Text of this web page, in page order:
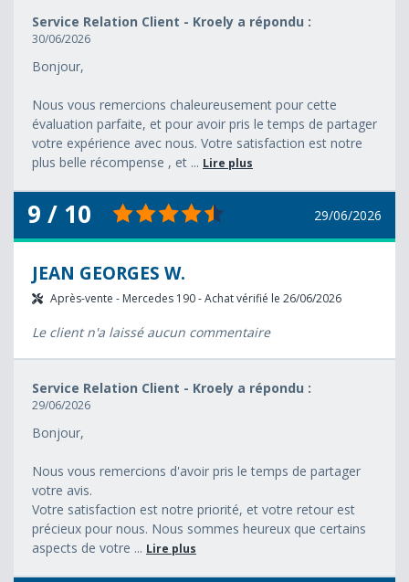
Service Relation Client - Kroely a répondu :
30/06/2026
Bonjour,
Nous vous remercions chaleureusement pour cette
évaluation parfaite, et pour avoir pris le temps de partager
votre expérience avec nous. Votre satisfaction est notre
plus belle récompense , et ... Lire plus
9 / 10 29/06/2026
JEAN GEORGES W.
Après-vente - Mercedes 190 - Achat vérifié le 26/06/2026
Le client n'a laissé aucun commentaire
Service Relation Client - Kroely a répondu :
29/06/2026
Bonjour,
Nous vous remercions d'avoir pris le temps de partager
votre avis.
Votre satisfaction est notre priorité, et votre retour est
précieux pour nous. Nous sommes heureux que certains
aspects de votre ... Lire plus